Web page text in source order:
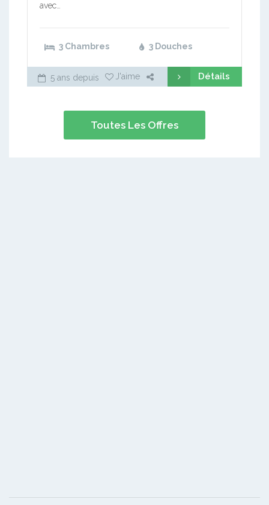
avec…
3 Chambres 3 Douches
5 ans depuis J'aime Détails
Toutes Les Offres